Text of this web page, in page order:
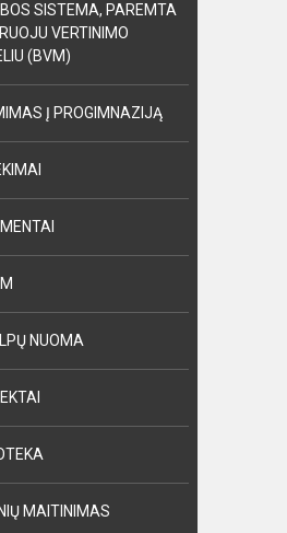
SISTEMA, PAREMTA
VERTINIMO
(BVM)
Į PROGIMNAZIJĄ
NUOMA
MAITINIMAS